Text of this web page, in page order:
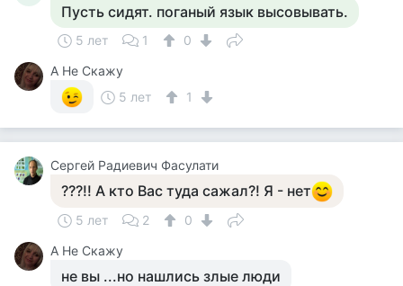
Пусть сидят. поганый язык высовывать.
5 лет 1
0
А Не Скажу
5 лет
1
Сергей Радиевич Фасулати
???!! А кто Вас туда сажал?! Я - нет
5 лет 2
0
А Не Скажу
не вы ...но нашлись злые люди